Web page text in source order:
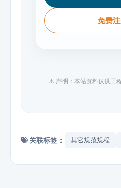
免费
⚠️ 声明：本站资料仅供工
关联标签： 其它规范规程